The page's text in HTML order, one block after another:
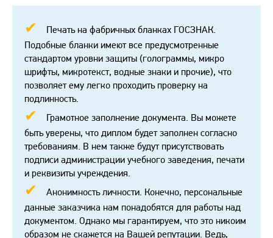
Печать на фабричных бланках ГОСЗНАК.
Подобные бланки имеют все предусмотренные
стандартом уровни защиты (голограммы, микро
шрифты, микротекст, водные знаки и прочие), что
позволяет ему легко проходить проверку на
подлинность.
Грамотное заполнение документа. Вы можете
быть уверены, что диплом будет заполнен согласно
требованиям. В нем также будут присутствовать
подписи администрации учебного заведения, печати
и реквизиты учреждения.
Анонимность личности. Конечно, персональные
данные заказчика нам понадобятся для работы над
документом. Однако мы гарантируем, что это никоим
образом не скажется на Вашей репутации. Ведь,